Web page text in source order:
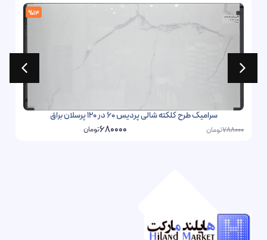
%14
سرامیک طرح کلکته شالی پردیس 60 در 120 پرسلان براق
788000تومان 680000تومان